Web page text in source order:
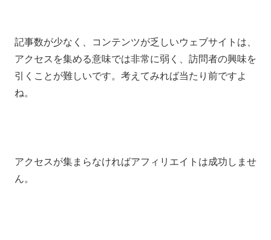
記事数が少なく、コンテンツが乏しいウェブサイトは、
アクセスを集める意味では非常に弱く、訪問者の興味を
引くことが難しいです。考えてみれば当たり前ですよ
ね。
アクセスが集まらなければアフィリエイトは成功しませ
ん。